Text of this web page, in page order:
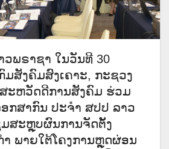
ວພຣາຊາ ໃນວັນທີ 30
ມສັງຄົມສົງເຄາະ, ກະຊວງ
ະຫວັດດີການສັງຄົມ ຮ່ວມ
ກສາກົນ ປະຈໍາ ສປປ ລາວ
ສະຫຼຸບຜົນການຈັດຕັ້ງ
ພາຍໃຕ້ໂຄງການຫຼຸດຜ່ອນ